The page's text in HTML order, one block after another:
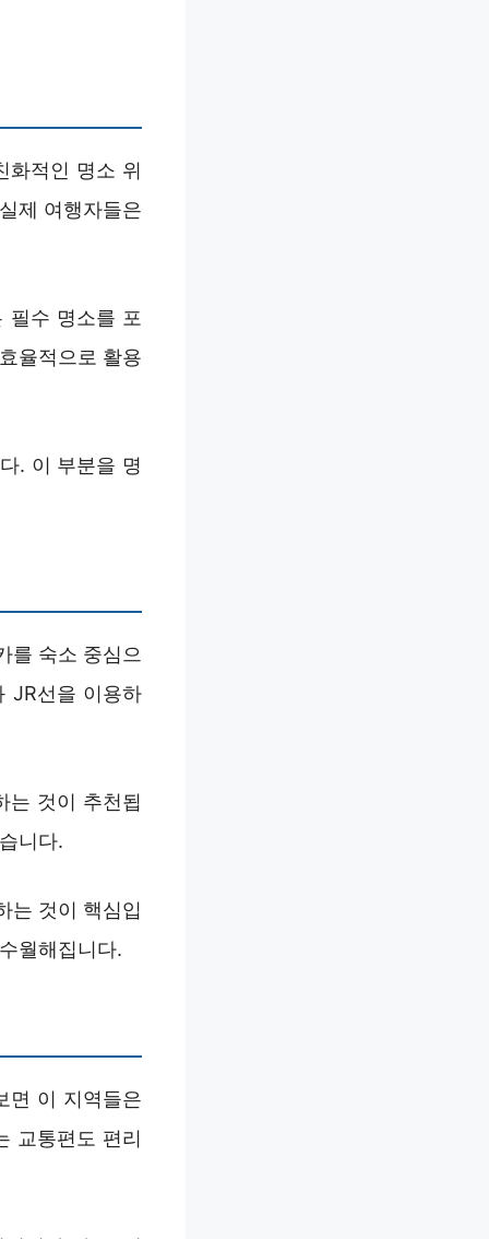
화적인 명소 위
제 여행자들은
필수 명소를 포
율적으로 활용
. 이 부분을 명
를 숙소 중심으
JR선을 이용하
는 것이 추천됩
니다.
는 것이 핵심입
월해집니다.
면 이 지역들은
교통편도 편리